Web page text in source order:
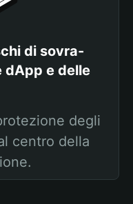
di sovra-
dApp e delle
degli
centro della